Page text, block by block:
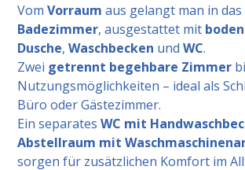
VomVorraum aus gelangt man in
Badezimmer, ausgestattet mit
Dusche,Waschbecken undWC.
Zwei getrennt begehbare Zimmer
Nutzungsmöglichkeiten – ideal als
Büro oder Gästezimmer.
Ein separatesWC mit
Abstellraum mit
sorgen für zusätzlichen Komfort im